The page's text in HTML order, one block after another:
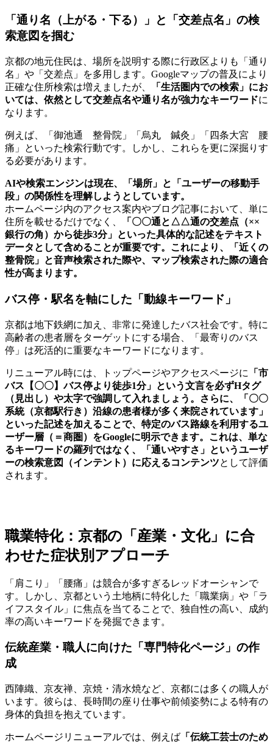
「通り名（上がる・下る）」と「交差点名」の検
索意図を掴む
京都の地元住民は、場所を説明する際に行政区よりも「通り
名」や「交差点」を多用します。Googleマップの普及により
正確な住所検索は増えましたが、
「生活圏内での検索」にお
いては、依然として交差点名や通り名が強力なキーワードに
なります。
例えば、「御池通 整骨院」「烏丸 鍼灸」「四条大宮 腰
痛」といった検索行動です。しかし、これらを更に深掘りす
る必要があります。
AIや検索エンジンは現在、「場所」と「ユーザーの移動手
段」の関係性を理解しようとしています。
ホームページ内のアクセス案内やブログ記事において、単に
住所を載せるだけでなく、
「〇〇通と△△通の交差点（××
銀行の角）から徒歩3分」といった具体的な記述をテキスト
データとして含めることが重要です。これにより、「近くの
整骨院」と音声検索された際や、マップ検索された際の適合
性が高まります。
バス停・駅名を軸にした「動線キーワード」
京都は地下鉄網に加え、非常に発達したバス社会です。特に
高齢者の患者層をターゲットにする場合、「最寄りのバス
停」は死活的に重要なキーワードになります。
リニューアル時には、トップページやアクセスページに
「市
バス【〇〇】バス停より徒歩1分」という文言を必ずHタグ
（見出し）や太字で強調して入れましょう。さらに、「〇〇
系統（京都駅行き）沿線の患者様が多く来院されています」
といった記述を加えることで、特定のバス路線を利用するユ
ーザー層（＝商圏）をGoogleに明示できます。これは、単な
るキーワードの羅列ではなく、「通いやすさ」というユーザ
ーの検索意図（インテント）に応えるコンテンツとして評価
されます。
職業特化：京都の「産業・文化」に合
わせた症状別アプローチ
「肩こり」「腰痛」は競合が多すぎるレッドオーシャンで
す。しかし、京都という土地柄に特化した「職業病」や「ラ
イフスタイル」に焦点を当てることで、独自性の高い、成約
率の高いキーワードを発掘できます。
伝統産業・職人に向けた「専門特化ページ」の作
成
西陣織、京友禅、京焼・清水焼など、京都には多くの職人が
います。彼らは、長時間の座り仕事や前傾姿勢による特有の
身体的負担を抱えています。
ホームページリニューアルでは、例えば 「伝統工芸士のため